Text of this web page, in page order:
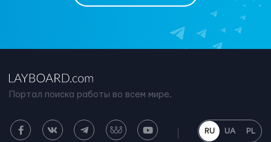
Портал поиска работы во всем мире.
RU UA PL